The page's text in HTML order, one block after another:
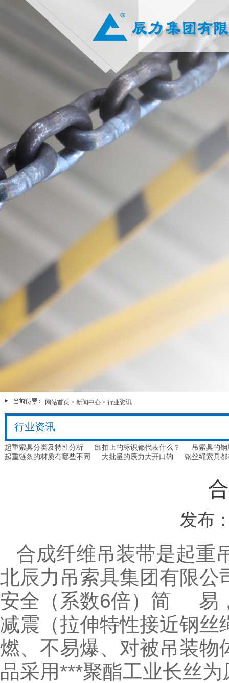
网站首页 > 新闻中心 > 行业资讯
行业资讯
起重索具分类及特性分析 卸扣上的标识都代表什么？
吊索具的
起重链条的材质有哪些不同
大批量的辰力大开口钩 钢丝绳索具
发布
合成纤维吊装带是起重
北辰力吊索具集团有限公
安全（系数6倍）简 易
减震（拉伸特性接近钢丝
燃、不易爆、对被吊装物
品采用***聚酯工业长丝